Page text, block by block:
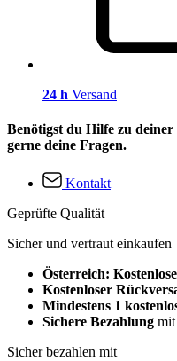
24 h Versand
Benötigst du Hilfe zu
gerne deine Fragen.
Kontakt
Geprüfte Qualität
Sicher und vertraut einkaufen
Österreich:
Kostenloser
Mindestens 1
Sichere Bezahlung mit
Sicher bezahlen mit